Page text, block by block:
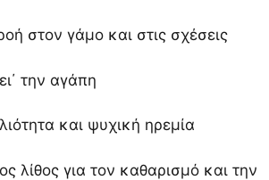
στον γάμο και στις σχέσεις
την αγάπη
και ψυχική ηρεμία
λίθος για τον καθαρισμό και την